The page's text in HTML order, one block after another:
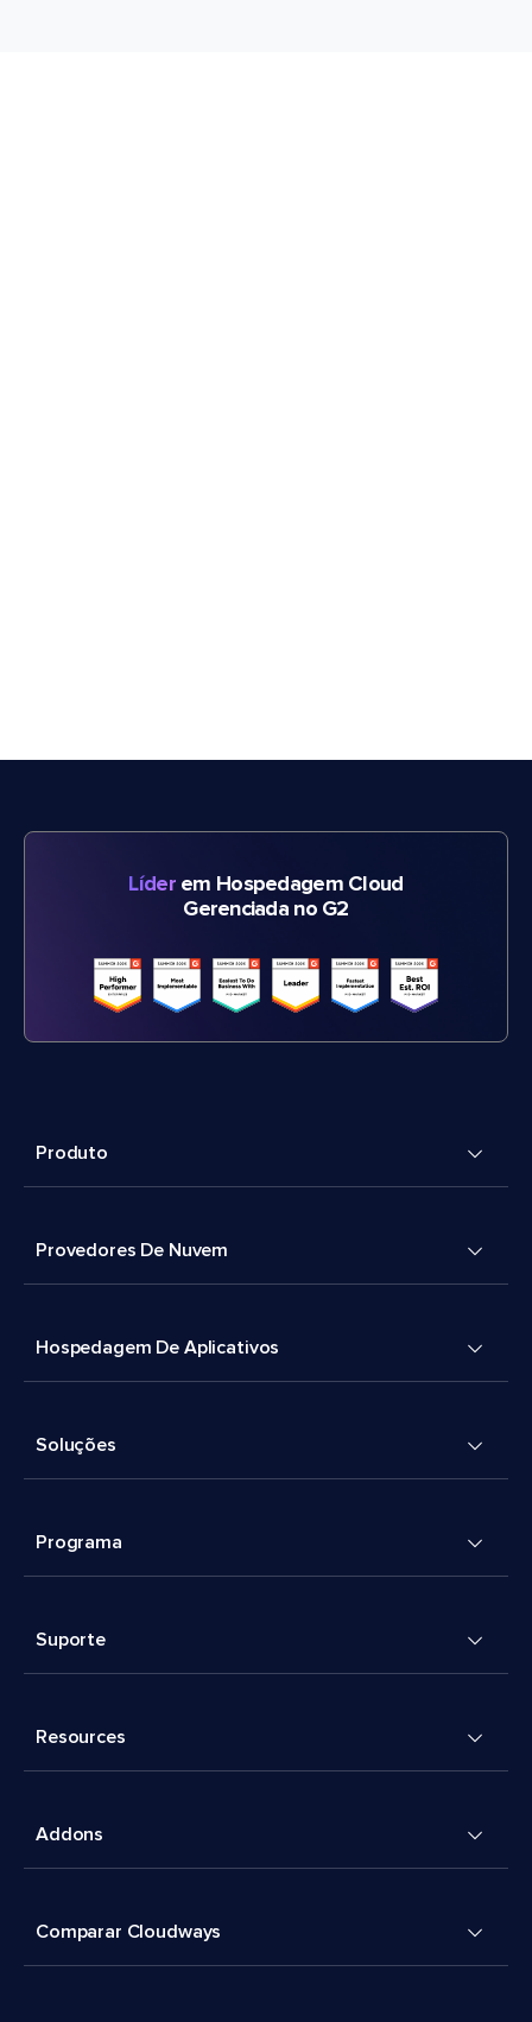
Líderem Hospedagem Cloud
Gerenciada no G2
Produto
Provedores De Nuvem
Hospedagem De Aplicativos
Soluções
Programa
Suporte
Resources
Addons
Comparar Cloudways